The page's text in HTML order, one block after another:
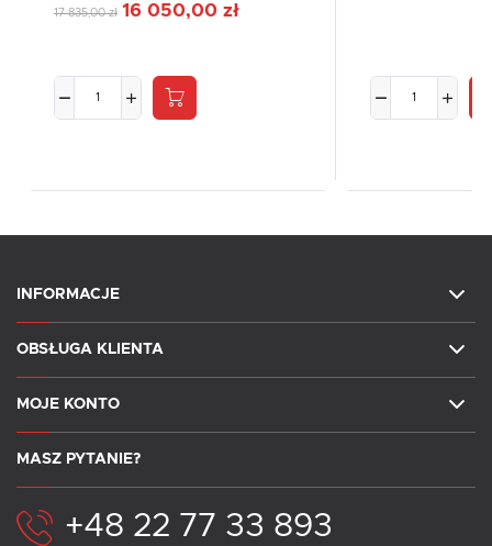
17 835,00 zł 16 050,00 zł
INFORMACJE
OBSŁUGA KLIENTA
MOJE KONTO
MASZ PYTANIE?
+48 22 77 33 893